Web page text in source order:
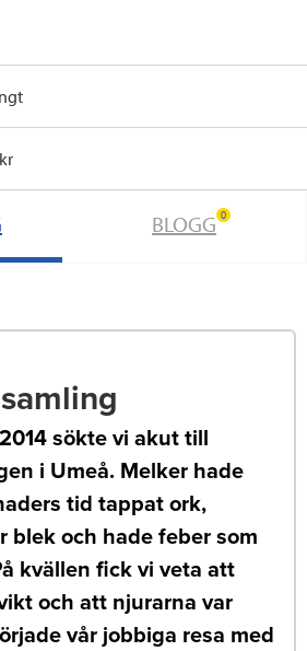
BLOGG 0
sökte vi akut till
i Umeå. Melker hade
tid tappat ork,
blek och hade feber som
kvällen fick vi veta att
och att njurarna var
vår jobbiga resa med